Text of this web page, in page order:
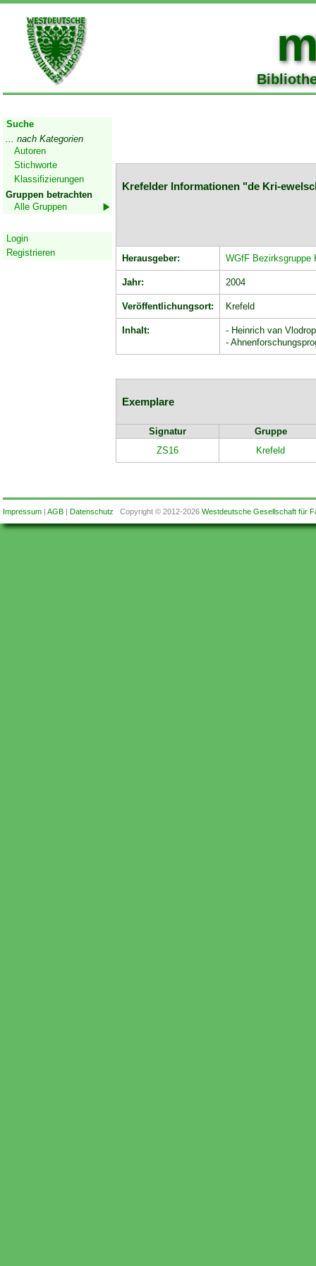
Suche
... nach Kategorien
Autoren
Stichworte
Klassifizierungen
Gruppen betrachten
Alle Gruppen
Login
Registrieren
Krefelder Informationen "de Kri-
Herausgeber: WGfF Bezirksgruppe
Jahr: 2004
Veröffentlichungsort: Krefeld
Inhalt:
- Heinrich van
-
Exemplare
Signatur
Gruppe
ZS16
Krefeld
Impressum| AGB| Datenschutz Copyright © 2012-2026 Westdeutsche Gesellschaft für